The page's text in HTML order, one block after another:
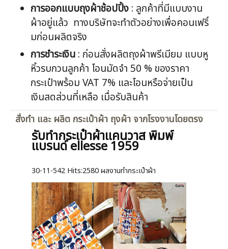
การออกแบบถุงผ้าช้อปปิ้ง : ลูกค้าที่มีแบบงาน
ผ้าอยู่แล้ว ทางบริษัทจะทำตัวอย่างเพื่อคอนเฟริ์
มก่อนผลิตจริง
การชำระเงิน : ก่อนสั่งผลิตถุงผ้าพรีเมียม แบบหู
หิ้วรบกวนลูกค้า โอนมัดจำ 50 % ของราคา
กระเป๋าพร้อม VAT 7% และโอนหรือจ่ายเป็น
เงินสดส่วนที่เหลือ เมื่อรับสินค้า
สั่งทำ และ ผลิต กระเป๋าผ้า ถุงผ้า จากโรงงานโดยตรง
รับทำกระเป๋าผ้าแคนวาส พิมพ์
แบรนด์ ellesse 1959
30-11-542 Hits:2580 ผลงานทำกระเป๋าผ้า